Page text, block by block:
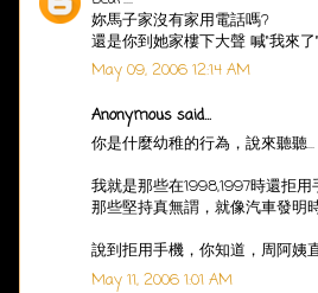
妳馬子家沒有家用電話嗎?
還是你到她家樓下大聲 喊"我來了"
May 09, 2006 12:14 AM
Anonymous said...
你是什麼幼稚的行為，說來聽聽...
我就是那些在1998,1997時還拒
那些堅持真無謂，就像汽車發明
說到拒用手機，你知道，周阿姨
May 11, 2006 1:01 AM